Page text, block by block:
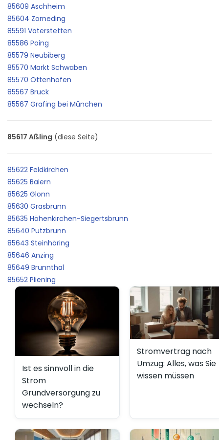
85609 Aschheim
85604 Zorneding
85591 Vaterstetten
85586 Poing
85579 Neubiberg
85570 Markt Schwaben
85570 Ottenhofen
85567 Bruck
85567 Grafing bei München
85617 Aßling (diese Seite)
85622 Feldkirchen
85625 Baiern
85625 Glonn
85630 Grasbrunn
85635 Höhenkirchen-Siegertsbrunn
85640 Putzbrunn
85643 Steinhöring
85646 Anzing
85649 Brunnthal
85652 Pliening
Ist es sinnvoll in die
Strom
Grundversorgung zu
wechseln?
Stromvertrag nach
Umzug: Alles, was Sie
wissen müssen